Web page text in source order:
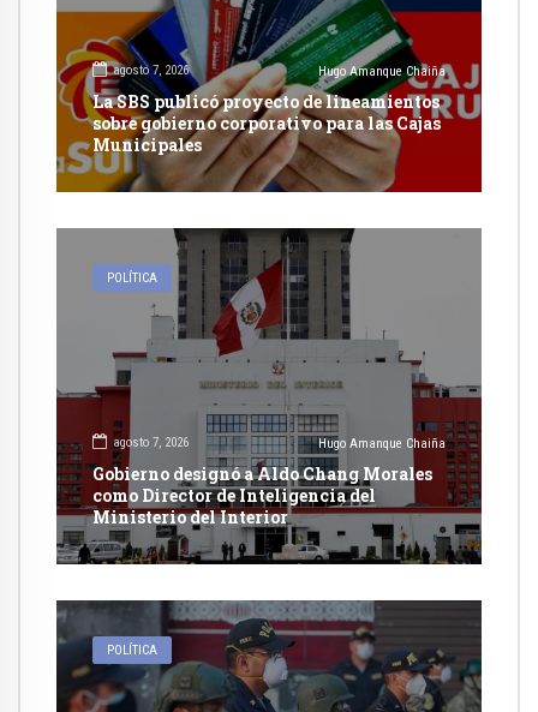
agosto 7, 2026 Hugo Amanque Chaiña
La SBS publicó proyecto de lineamientos
sobre gobierno corporativo para las Cajas
Municipales
POLÍTICA
agosto 7, 2026 Hugo Amanque Chaiña
Gobierno designó a Aldo Chang Morales
como Director de Inteligencia del
Ministerio del Interior
POLÍTICA